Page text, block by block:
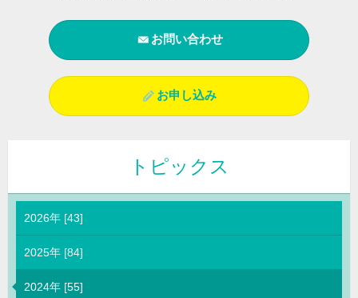
お問い合わせ
お申し込み
トピックス
2026年 [43]
2025年 [84]
2024年 [55]